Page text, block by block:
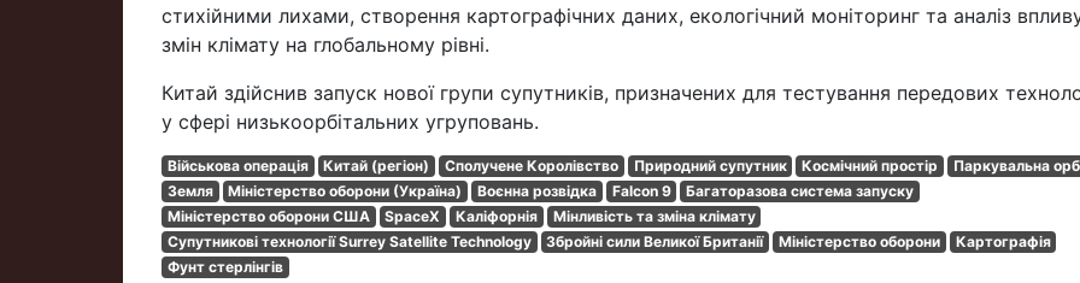
стихійними лихами, створення картографічних даних, екологічний моніторинг та аналіз
змін клімату на глобальному рівні.
Китай здійснив запуск нової групи супутників, призначених для тестування передових
у сфері низькоорбітальних угруповань.
Військова операція Китай (регіон) Сполучене Королівство Природний супутник Космічний простір
Паркувальна
Земля
Міністерство оборони (Україна) Воєнна розвідка Falcon 9
Багаторазова система запуску
Міністерство оборони США
SpaceX Каліфорнія
Мінливість та зміна клімату
Супутникові технології Surrey Satellite Technology
Збройні сили Великої Британії Міністерство оборони
Картографія
Фунт стерлінгів